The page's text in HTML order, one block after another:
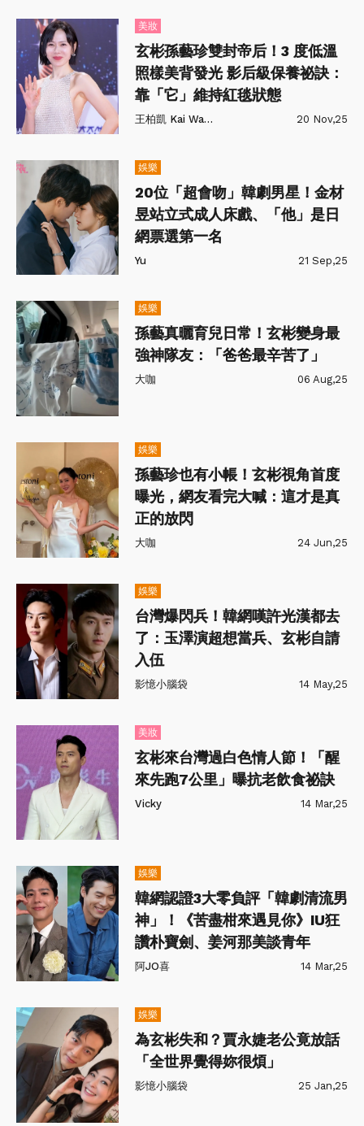
美妝
玄彬孫藝珍雙封帝后！3 度低溫
照樣美背發光 影后級保養祕訣：
靠「它」維持紅毯狀態
王柏凱 Kai Wang 20 Nov,25
娛樂
20位「超會吻」韓劇男星！金材
昱站立式成人床戲、「他」是日
網票選第一名
Yu 21 Sep,25
娛樂
孫藝真曬育兒日常！玄彬變身最
強神隊友：「爸爸最辛苦了」
大咖 06 Aug,25
娛樂
孫藝珍也有小帳！玄彬視角首度
曝光，網友看完大喊：這才是真
正的放閃
大咖 24 Jun,25
娛樂
台灣爆閃兵！韓網嘆許光漢都去
了：玉澤演超想當兵、玄彬自請
入伍
影憶小腦袋 14 May,25
美妝
玄彬來台灣過白色情人節！「醒
來先跑7公里」曝抗老飲食祕訣
Vicky 14 Mar,25
娛樂
韓網認證3大零負評「韓劇清流男
神」！《苦盡柑來遇見你》IU狂
讚朴寶劍、姜河那美談青年
阿JO喜 14 Mar,25
娛樂
為玄彬失和？賈永婕老公竟放話
「全世界覺得妳很煩」
影憶小腦袋 25 Jan,25